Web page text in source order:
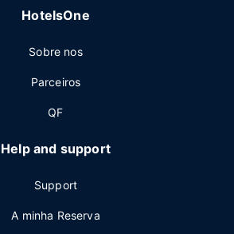
HotelsOne
Sobre nos
Parceiros
QF
Help and support
Support
A minha Reserva